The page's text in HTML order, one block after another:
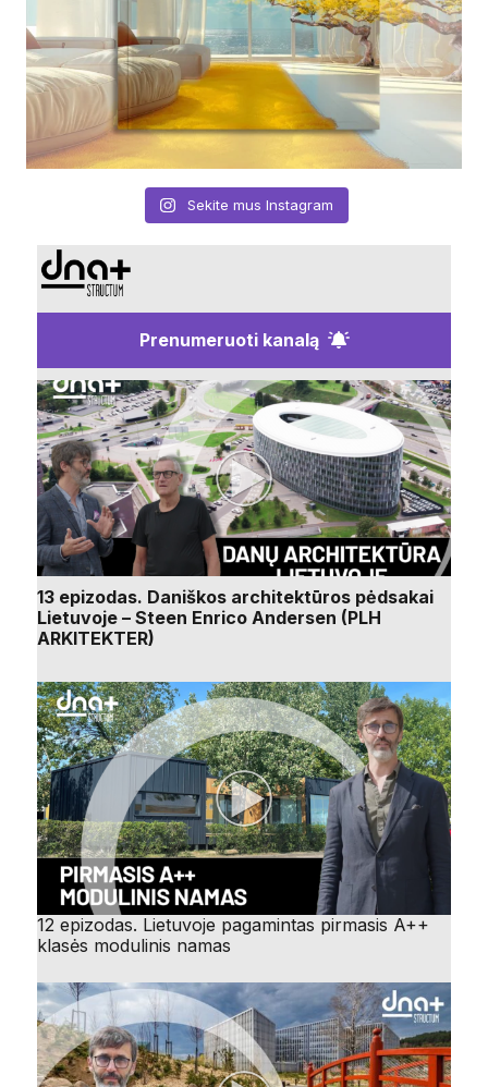
Sekite mus Instagram
Prenumeruoti kanalą
13 epizodas. Daniškos architektūros pėdsakai
Lietuvoje – Steen Enrico Andersen (PLH
ARKITEKTER)
12 epizodas. Lietuvoje pagamintas pirmasis A++
klasės modulinis namas